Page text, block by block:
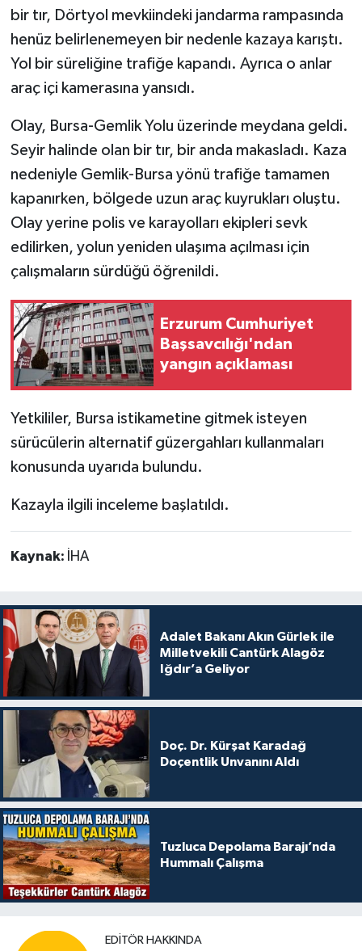
bir tır, Dörtyol mevkiindeki jandarma rampasında
henüz belirlenemeyen bir nedenle kazaya karıştı.
Yol bir süreliğine trafiğe kapandı. Ayrıca o anlar
araç içi kamerasına yansıdı.
Olay, Bursa-Gemlik Yolu üzerinde meydana geldi.
Seyir halinde olan bir tır, bir anda makasladı. Kaza
nedeniyle Gemlik-Bursa yönü trafiğe tamamen
kapanırken, bölgede uzun araç kuyrukları oluştu.
Olay yerine polis ve karayolları ekipleri sevk
edilirken, yolun yeniden ulaşıma açılması için
çalışmaların sürdüğü öğrenildi.
Erzurum Cumhuriyet
Başsavcılığı'ndan
yangın açıklaması
Yetkililer, Bursa istikametine gitmek isteyen
sürücülerin alternatif güzergahları kullanmaları
konusunda uyarıda bulundu.
Kazayla ilgili inceleme başlatıldı.
Kaynak: İHA
Adalet Bakanı Akın Gürlek ile
Milletvekili Cantürk Alagöz
Iğdır’a Geliyor
Doç. Dr. Kürşat Karadağ
Doçentlik Unvanını Aldı
Tuzluca Depolama Barajı’nda
Hummalı Çalışma
EDITÖR HAKKINDA